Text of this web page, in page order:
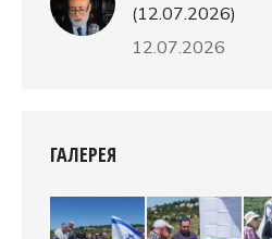
(12.07.2026)
12.07.2026
ГАЛЕРЕЯ